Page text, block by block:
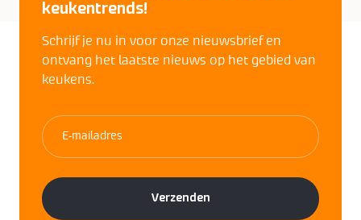
keukentrends!
Schrijf je nu in voor onze nieuwsbrief en
ontvang het laatste nieuws op het gebied van
keukens.